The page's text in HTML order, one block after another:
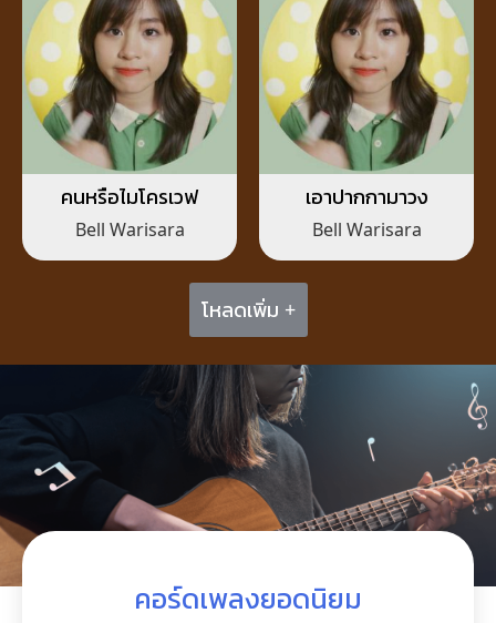
คนหรือไมโครเวฟ
Bell Warisara
เอาปากกามาวง
Bell Warisara
โหลดเพิ่ม +
คอร์ดเพลงยอดนิยม